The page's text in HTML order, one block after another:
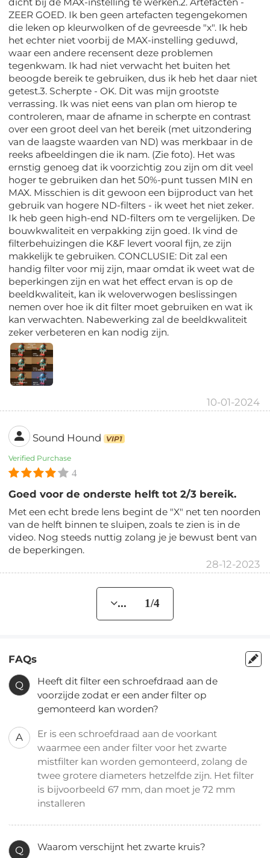
ZEER GOED. Ik ben geen artefacten tegengekomen
die leken op kleurwolken of de gevreesde "x". Ik heb
het echter niet voorbij de MAX-instelling geduwd,
waar een andere recensent deze problemen
tegenkwam. Ik had niet verwacht het buiten het
beoogde bereik te gebruiken, dus ik heb het daar niet
getest.3. Scherpte - OK. Dit was mijn grootste
verrassing. Ik was niet eens van plan om hierop te
controleren, maar de afname in scherpte en contrast
over een groot deel van het bereik (met uitzondering
van de laagste waarden van ND) was merkbaar in de
reeks afbeeldingen die ik nam. (Zie foto). Het was
ernstig genoeg dat ik voorzichtig zou zijn om dit veel
hoger te gebruiken dan het 50%-punt tussen MIN en
MAX. Misschien is dit gewoon een bijproduct van het
gebruik van hogere ND-filters - ik weet het niet zeker.
Ik heb geen high-end ND-filters om te vergelijken. De
bouwkwaliteit en verpakking zijn goed. Ik vind de
filterbehuizingen die K&F levert vooral fijn, ze zijn
makkelijk te gebruiken. CONCLUSIE: Dit zal een
handig filter voor mij zijn, maar omdat ik weet wat de
beperkingen zijn en wat het effect ervan is op de
beeldkwaliteit, kan ik weloverwogen beslissingen
nemen over hoe ik dit filter moet gebruiken en wat ik
kan verwachten. Nabewerking zal de beeldkwaliteit
zeker verbeteren en kan nodig zijn.
10-01-2024
Sound Hound VIP1
Verified Purchase
4
Goed voor de onderste helft tot 2/3 bereik.
Met een echt brede lens begint de "X" net ten noorden
van de helft binnen te sluipen, zoals te zien is in de
video. Nog steeds nuttig zolang je je bewust bent van
de beperkingen.
28-12-2023
... 1/4
FAQs
Q
Heeft dit filter een schroefdraad aan de
voorzijde zodat er een ander filter op
gemonteerd kan worden?
A
Er is een schroefdraad aan de voorkant
waarmee een ander filter voor het zwarte
mistfilter kan worden gemonteerd, zolang de
twee grotere diameters hetzelfde zijn. Het filter
is bijvoorbeeld 67 mm, dan moet je 72 mm
installeren
Q Waarom verschijnt het zwarte kruis?